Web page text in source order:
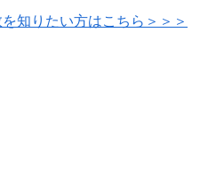
知りたい方はこちら＞＞＞